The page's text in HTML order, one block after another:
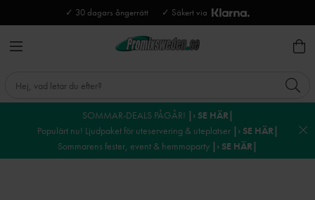
✓ 30 dagars ångerrätt ✓ Säkert via
SOMMAR-DEALS PÅGÅR! |› SE HÄR|
Populärt nu! Ljudpaket för uteservering & uteplatser |› SE HÄR|
Sommarens fester, event & hemmaparty |› SE HÄR|